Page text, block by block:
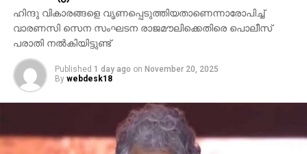
ഹിന്ദു വികാരങ്ങളെ വൃണപ്പെടുത്തിയതാണെന്നാരോപിച്ച്
വാരണസി സെന സംഘടന രാജമൗലിക്കെതിരെ പൊലീസ്
പരാതി നല്‍കിയിട്ടുണ്ട്
Published 1 day ago on November 20, 2025
By webdesk18